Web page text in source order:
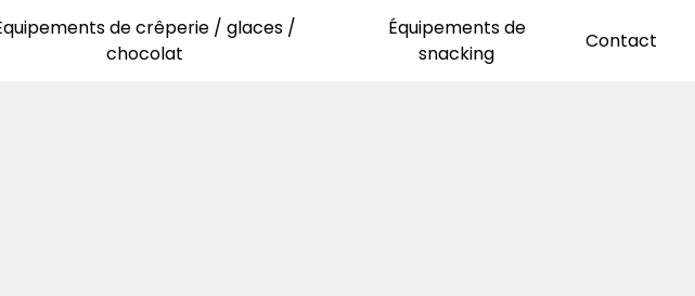
de crêperie / glaces /
chocolat
Équipements de
snacking
Contact